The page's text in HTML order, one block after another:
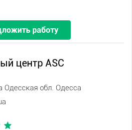
работу
центр ASC
Одесская обл. Одесса